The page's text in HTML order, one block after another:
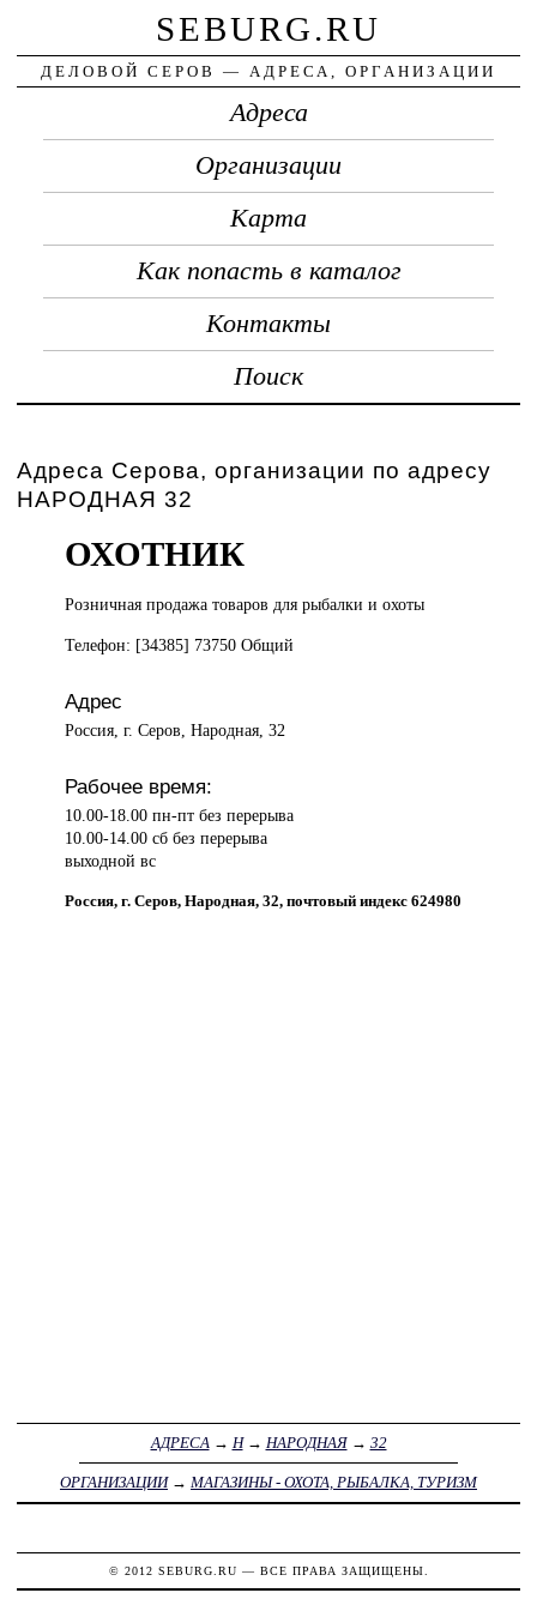
SEBURG.RU
ДЕЛОВОЙ СЕРОВ — АДРЕСА, ОРГАНИЗАЦИИ
Адреса
Организации
Карта
Как попасть в каталог
Контакты
Поиск
Адреса Серова, организации по адресу
НАРОДНАЯ 32
ОХОТНИК
Розничная продажатоваров для рыбалки и охоты
Телефон: [34385] 73750 Общий
Адрес
Россия, г. Серов, Народная, 32
Рабочее время:
10.00-18.00 пн-пт без перерыва
10.00-14.00 сб без перерыва
выходной вс
Россия, г. Серов, Народная, 32, почтовый индекс 624980
АДРЕСА→ Н→ НАРОДНАЯ→ 32
ОРГАНИЗАЦИИ→ МАГАЗИНЫ - ОХОТА, РЫБАЛКА, ТУРИЗМ
© 2012 SEBURG.RU — ВСЕ ПРАВА ЗАЩИЩЕНЫ.